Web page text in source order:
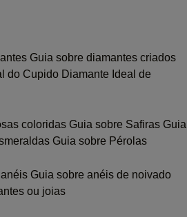
Guia sobre diamantes criados
do Cupido Diamante Ideal de
coloridas Guia sobre Safiras Guia
Guia sobre Pérolas
Guia sobre anéis de noivado
ou joias